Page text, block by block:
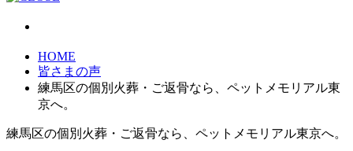
HOME
皆さまの声
練馬区の個別火葬・ご返骨なら、ペットメモリアル東
京へ。
練馬区の個別火葬・ご返骨なら、ペットメモリアル東京へ。